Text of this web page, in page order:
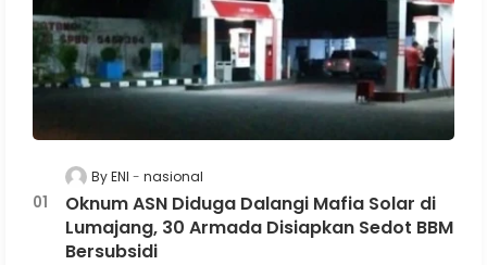
By ENI nasional
Oknum ASN Diduga Dalangi Mafia Solar di
Lumajang, 30 Armada Disiapkan Sedot BBM
Bersubsidi